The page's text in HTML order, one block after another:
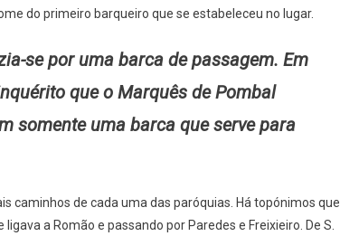
do primeiro barqueiro que se estabeleceu no lugar.
se por uma barca de passagem. Em
que o Marquês de Pombal
somente uma barca que serve para
caminhos de cada uma das paróquias. Há topónimos que
a Romão e passando por Paredes e Freixieiro. De S.